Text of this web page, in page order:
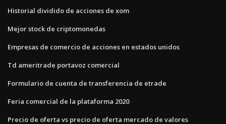
Historial dividido de acciones de xom
Mejor stock de criptomonedas
Empresas de comercio de acciones en estados unidos
Td ameritrade portavoz comercial
Formulario de cuenta de transferencia de etrade
Feria comercial de la plataforma 2020
Precio de oferta vs precio de oferta mercado de valores